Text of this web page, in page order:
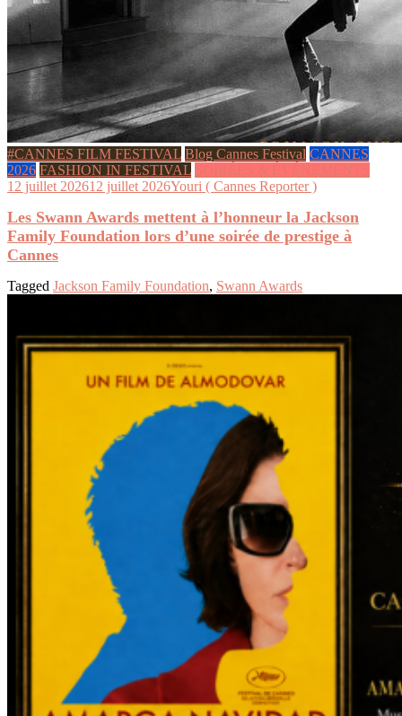
#CANNES FILM FESTIVAL Blog Cannes Festival CANNES
2026 FASHION IN FESTIVAL SOIRÉES & ÉVÉNEMENTS
12 juillet 202612 juillet 2026Youri ( Cannes Reporter )
Les Swann Awards mettent à l’honneur la Jackson
Family Foundation lors d’une soirée de prestige à
Cannes
Tagged Jackson Family Foundation, Swann Awards